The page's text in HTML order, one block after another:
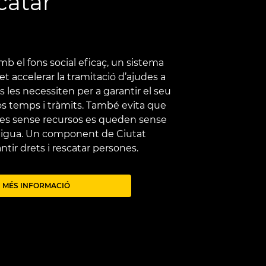
el fons social eficaç, un sistema
accelerar la tramitació d’ajudes a
les necessiten per a garantir el seu
temps i tràmits. També evita que
sense recursos es queden sense
Un component de Ciutat
drets i rescatar persones.
MÉS INFORMACIÓ